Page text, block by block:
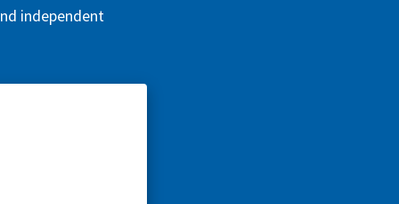
independent